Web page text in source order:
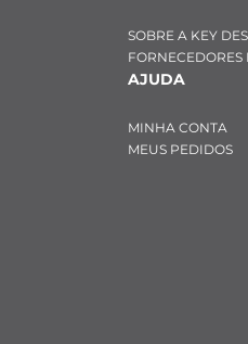
SOBRE A KEY
FORNECEDORES
AJUDA
MINHA CONTA
MEUS PEDIDOS